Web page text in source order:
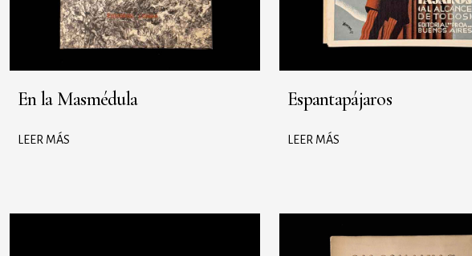
En la Masmédula
LEER MÁS
Espantapájaros
LEER MÁS